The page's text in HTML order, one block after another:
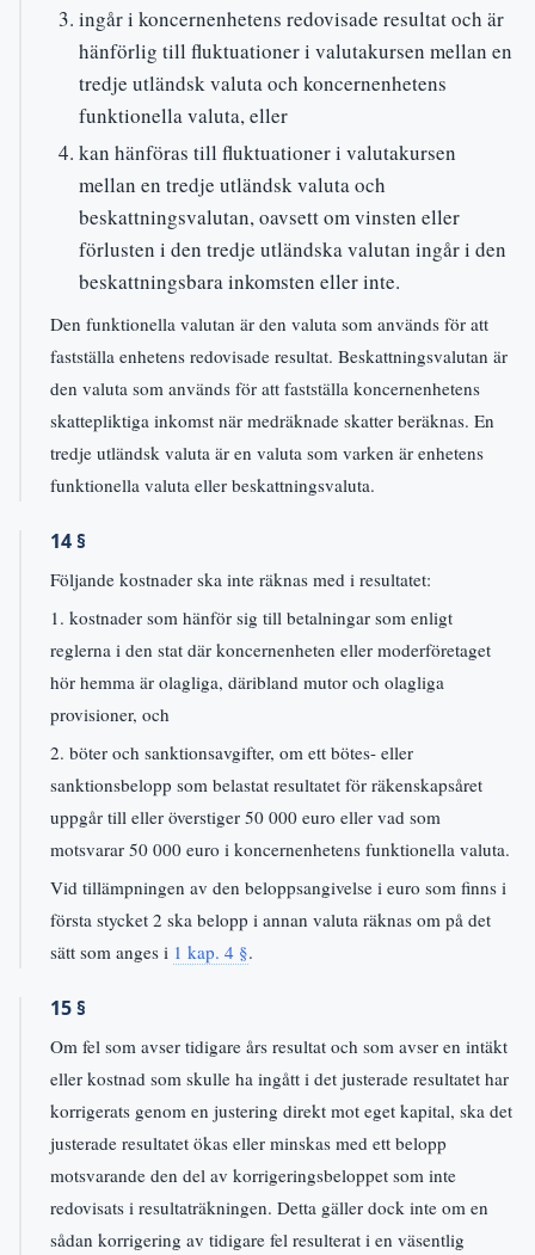
ingår i koncernenhetens redovisade resultat och är
hänförlig till fluktuationer i valutakursen mellan en
tredje utländsk valuta och koncernenhetens
funktionella valuta, eller
kan hänföras till fluktuationer i valutakursen
mellan en tredje utländsk valuta och
beskattningsvalutan, oavsett om vinsten eller
förlusten i den tredje utländska valutan ingår i den
beskattningsbara inkomsten eller inte.
Den funktionella valutan är den valuta som används för att
fastställa enhetens redovisade resultat. Beskattningsvalutan är
den valuta som används för att fastställa koncernenhetens
skattepliktiga inkomst när medräknade skatter beräknas. En
tredje utländsk valuta är en valuta som varken är enhetens
funktionella valuta eller beskattningsvaluta.
14 §
Följande kostnader ska inte räknas med i resultatet:
1. kostnader som hänför sig till betalningar som enligt
reglerna i den stat där koncernenheten eller moderföretaget
hör hemma är olagliga, däribland mutor och olagliga
provisioner, och
2. böter och sanktionsavgifter, om ett bötes- eller
sanktionsbelopp som belastat resultatet för räkenskapsåret
uppgår till eller överstiger 50 000 euro eller vad som
motsvarar 50 000 euro i koncernenhetens funktionella valuta.
Vid tillämpningen av den beloppsangivelse i euro som finns i
första stycket 2 ska belopp i annan valuta räknas om på det
sätt som anges i 1 kap. 4 §.
15 §
Om fel som avser tidigare års resultat och som avser en intäkt
eller kostnad som skulle ha ingått i det justerade resultatet har
korrigerats genom en justering direkt mot eget kapital, ska det
justerade resultatet ökas eller minskas med ett belopp
motsvarande den del av korrigeringsbeloppet som inte
redovisats i resultaträkningen. Detta gäller dock inte om en
sådan korrigering av tidigare fel resulterat i en väsentlig